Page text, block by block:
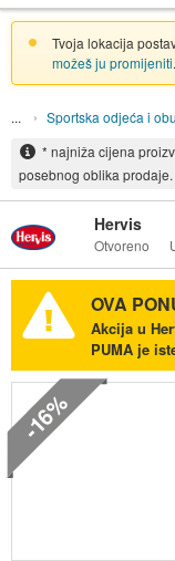
Tvoja lokacija
možeš ju promijeniti.
Sportska odjeća i
* najniža cijena
posebnog oblika prodaje.
Hervis
Otvoreno
OVA
Akcija u
PUMA je
-16%